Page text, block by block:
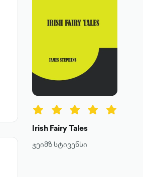
Irish Fairy Tales
ჯეიმზ სტივენსი